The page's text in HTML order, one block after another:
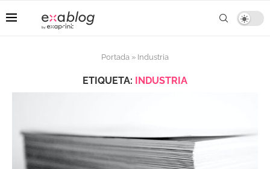
Portada » Industria
ETIQUETA: INDUSTRIA